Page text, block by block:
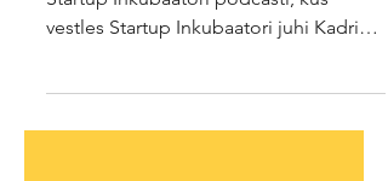
Tallinna börsi juht külastas Tehnopol
Startup Inkubaatori podcasti, kus